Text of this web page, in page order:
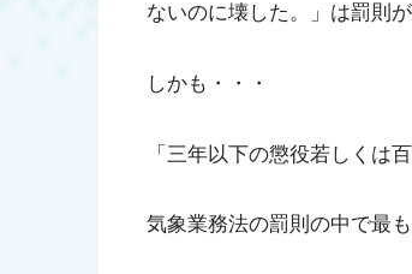
ないのに壊した。」は罰則
しかも・・・
「三年以下の懲役若しくは
気象業務法の罰則の中で最